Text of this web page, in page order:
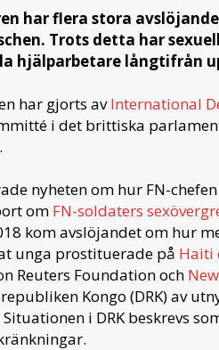
har flera stora
Trots detta har
hjälparbetare långtifrån
har gjorts avInternational
i det brittiska
nyheten om hur FN-
om FN-soldaters
kom avslöjandet om hur
unga prostituerade på Haiti
Reuters Foundation och
Kongo (DRK) av
i DRK beskrevs